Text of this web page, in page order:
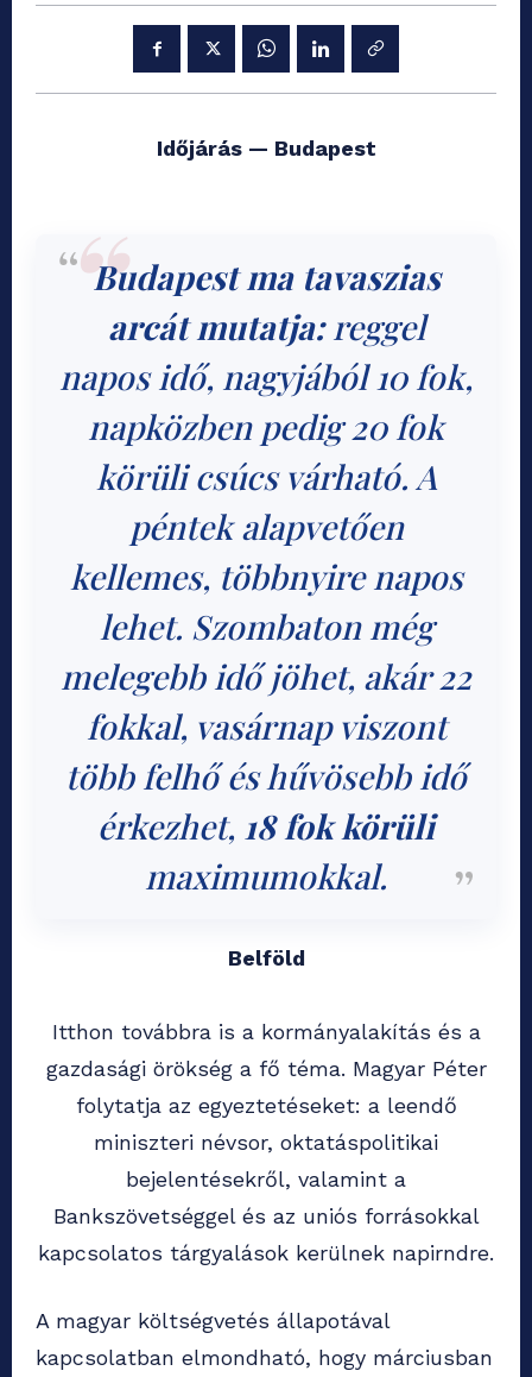
Időjárás — Budapest
Budapest ma tavaszias
arcát mutatja:reggel
napos idő, nagyjából 10 fok,
napközben pedig 20 fok
körüli csúcs várható. A
péntek alapvetően
kellemes, többnyire napos
lehet. Szombaton még
melegebb idő jöhet, akár 22
fokkal, vasárnap viszont
több felhő és hűvösebb idő
érkezhet, 18 fok körüli
maximumokkal.
Belföld
Itthon továbbra is a kormányalakítás és a
gazdasági örökség a fő téma. Magyar Péter
folytatja az egyeztetéseket: a leendő
miniszteri névsor, oktatáspolitikai
bejelentésekről, valamint a
Bankszövetséggel és az uniós forrásokkal
kapcsolatos tárgyalások kerülnek napirndre.
A magyar költségvetés állapotával
kapcsolatban elmondható, hogy márciusban